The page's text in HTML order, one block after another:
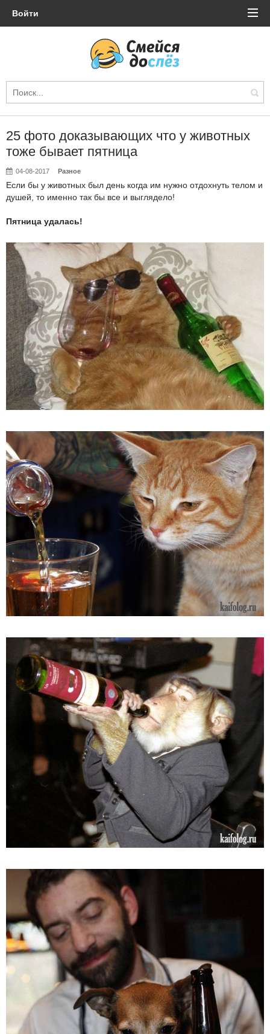
Войти
25 фото доказывающих что у животных
тоже бывает пятница
04-08-2017 Разное
Если бы у животных был день когда им нужно отдохнуть телом и
душей, то именно так бы все и выглядело!
Пятница удалась!